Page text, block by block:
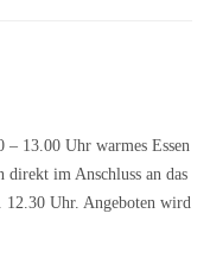
– 13.00 Uhr warmes Essen
direkt im Anschluss an das
12.30 Uhr. Angeboten wird